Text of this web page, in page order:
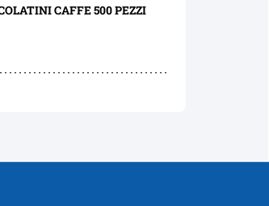
CAFFE 500 PEZZI